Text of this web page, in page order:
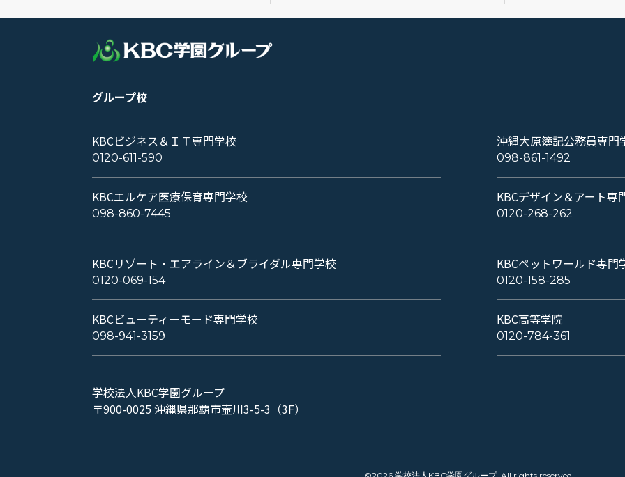
グループ校
KBCビジネス＆ＩＴ専門学校
0120-611-590
沖縄大原簿記公務員専門
098-861-1492
KBCエルケア医療保育専門学校
098-860-7445
KBCデザイン＆アート専
0120-268-262
KBCリゾート・エアライン＆ブライダル専門学校
0120-069-154
KBCペットワールド専門
0120-158-285
KBCビューティーモード専門学校
098-941-3159
KBC高等学院
0120-784-361
学校法人KBC学園グループ
〒900-0025 沖縄県那覇市壷川3-5-3（3F）